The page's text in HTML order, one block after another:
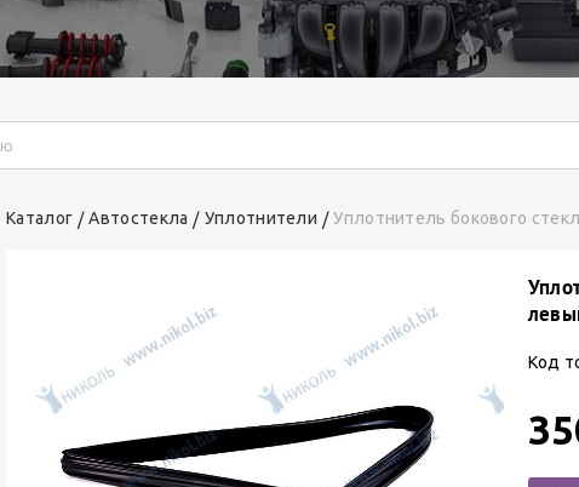
Каталог Автостекла Уплотнители Уплотнитель бокового
Код